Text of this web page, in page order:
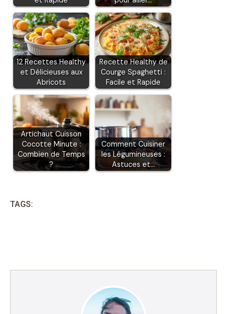
12 Recettes Healthy
et Délicieuses aux
Abricots
Recette Healthy de
Courge Spaghetti :
Facile et Rapide
Artichaut Cuisson
Cocotte Minute :
Combien de Temps
?
Comment Cuisiner
les Légumineuses :
Astuces et…
TAGS: